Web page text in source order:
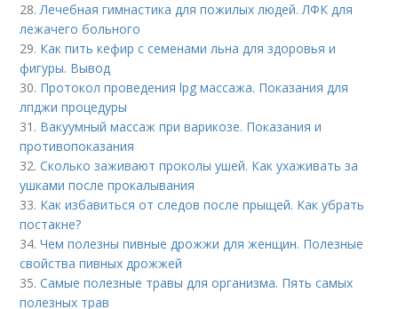
28.Лечебная гимнастика для пожилых людей. ЛФК для
лежачего больного
29. Как пить кефир с семенами льна для здоровья и
фигуры. Вывод
30. Протокол проведения lpg массажа. Показания для
лпджи процедуры
31. Вакуумный массаж при варикозе. Показания и
противопоказания
32.Сколько заживают проколы ушей. Как ухаживать за
ушками после прокалывания
33. Как избавиться от следов после прыщей. Как убрать
постакне?
34.Чем полезны пивные дрожжи для женщин. Полезные
свойства пивных дрожжей
35.Самые полезные травы для организма. Пять самых
полезных трав